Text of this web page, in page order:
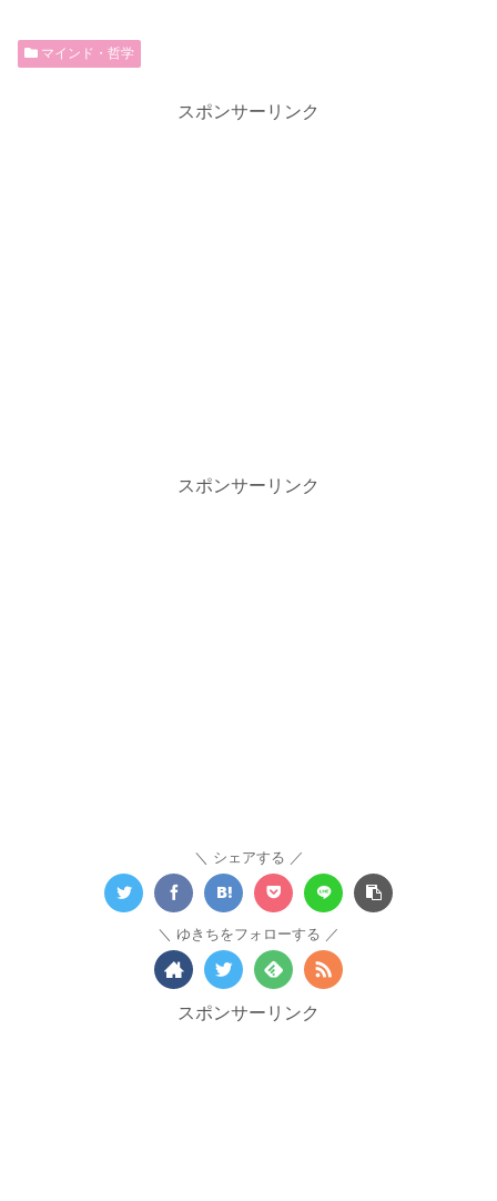
マインド・哲学
スポンサーリンク
スポンサーリンク
シェアする
ゆきちをフォローする
スポンサーリンク